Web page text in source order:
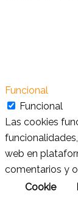
Funcional
Funcional
Las cookies
web en
comentarios y
Cookie